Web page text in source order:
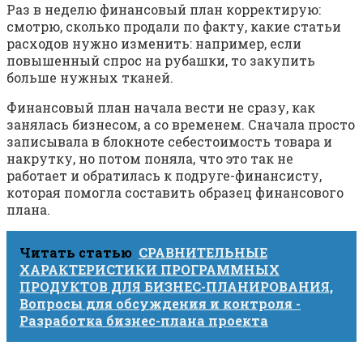
Раз в неделю финансовый план корректирую:
смотрю, сколько продали по факту, какие статьи
расходов нужно изменить: например, если
повышенный спрос на рубашки, то закупить
больше нужных тканей.
Финансовый план начала вести не сразу, как
занялась бизнесом, а со временем. Сначала просто
записывала в блокноте себестоимость товара и
накрутку, но потом поняла, что это так не
работает и обратилась к подруге-финансисту,
которая помогла составить образец финансового
плана.
Читать статью СРАВНИТЕЛЬНЫЕ
ХАРАКТЕРИСТИКИ ПРОГРАММНЫХ
ПРОДУКТОВ ДЛЯ БИЗНЕС-ПЛАНИРОВАНИЯ,
Вопросы для обсуждения и контроля -
Разработка бизнес-плана проекта